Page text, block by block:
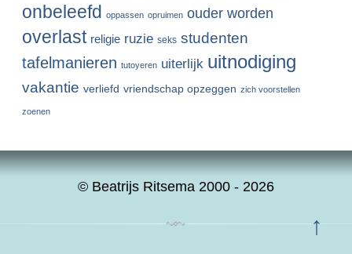
↑
onbeleefd oppassen opruimen ouder worden
overlast religie ruzie seks studenten
tafelmanieren tutoyeren uiterlijk uitnodiging
vakantie verliefd vriendschap opzeggen zich voorstellen
zoenen
© Beatrijs Ritsema 2000 - 2026